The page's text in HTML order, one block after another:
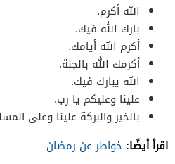
الله أكرم.
بارك الله فيك.
أكرم الله أيامك.
أكرمك الله بالجنة.
الله يبارك فيك.
علينا وعليكم يا رب.
بالخير والبركة علينا وعلى
اقرأ أيضًا: خواطر عن رمضان